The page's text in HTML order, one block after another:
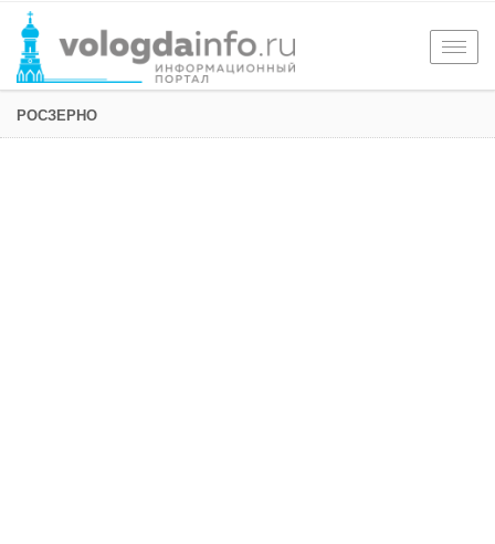
РОСЗЕРНО